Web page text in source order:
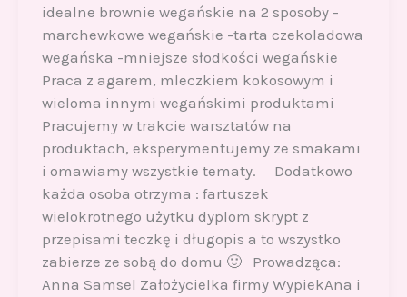
idealne brownie wegańskie na 2 sposoby -
marchewkowe wegańskie -tarta czekoladowa
wegańska -mniejsze słodkości wegańskie
Praca z agarem, mleczkiem kokosowym i
wieloma innymi wegańskimi produktami
Pracujemy w trakcie warsztatów na
produktach, eksperymentujemy ze smakami
i omawiamy wszystkie tematy. Dodatkowo
każda osoba otrzyma : fartuszek
wielokrotnego użytku dyplom skrypt z
przepisami teczkę i długopis a to wszystko
zabierze ze sobą do domu 🙂 Prowadząca:
Anna Samsel Założycielka firmy WypiekAna i